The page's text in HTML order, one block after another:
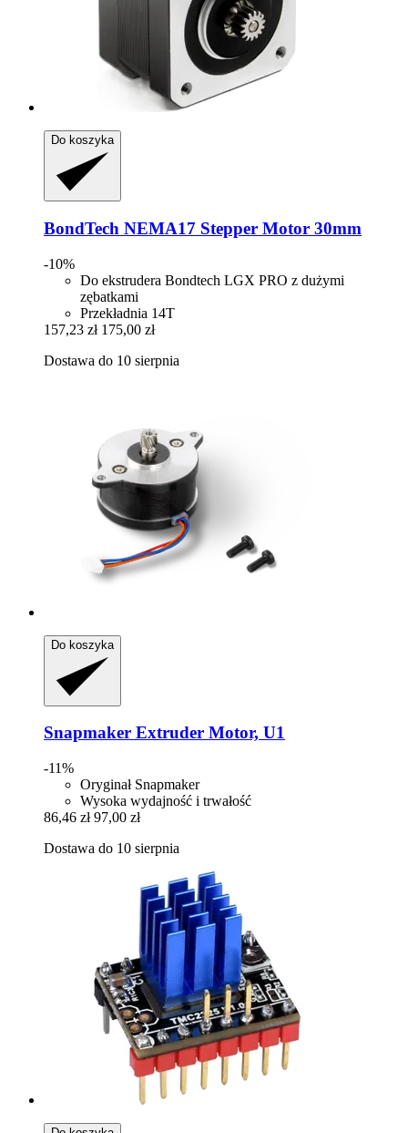
Do koszyka
BondTech NEMA17 Stepper Motor 30mm
-10%
Do ekstrudera Bondtech LGX PRO z dużymi
zębatkami
Przekładnia 14T
157,23 zł 175,00 zł
Dostawa do 10 sierpnia
Do koszyka
Snapmaker Extruder Motor, U1
-11%
Oryginał Snapmaker
Wysoka wydajność i trwałość
86,46 zł 97,00 zł
Dostawa do 10 sierpnia